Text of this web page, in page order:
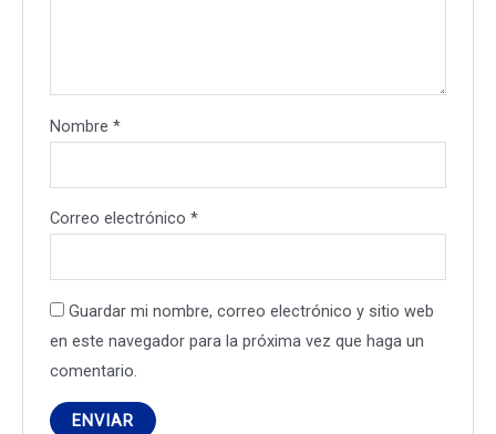
Nombre*
Correo electrónico*
Guardar mi nombre, correo electrónico y sitio web
en este navegador para la próxima vez que haga un
comentario.